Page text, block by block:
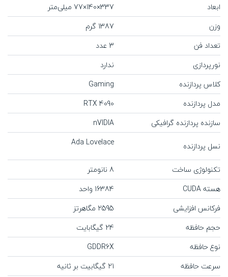
ابعاد
‍‍337×140×77 میلی‌‌متر
وزن
1387 گرم
تعداد فن
3 عدد
نورپردازی
ندارد
کلاس پردازنده
Gaming
مدل پردازنده
RTX 4090
سازنده پردازنده گرافیکی
nVIDIA
نسل پردازنده
Ada Lovelace
تکنولوژی ساخت
8 نانومتر
هسته CUDA
16384 واحد
فرکانس افزایشی
2595 مگاهرتز
حجم حافظه
24 گیگابایت
نوع حافظه
GDDR6X
سرعت حافظه
21 گیگابیت بر ثانیه